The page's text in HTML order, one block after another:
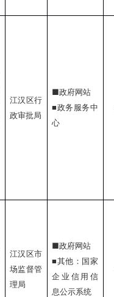
江汉区行
政审批局
■政府网站
■政务服务中
心
江汉区市
场监督管
理局
■政府网站
■其他：国家
企业信用信
息公示系统